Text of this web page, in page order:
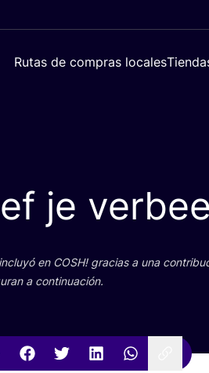
Rutas de compras locales
je
en COSH! gra­cias a una
a continuación.